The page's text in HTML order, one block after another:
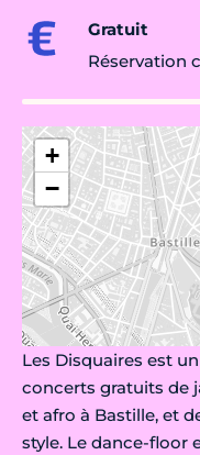
Gratuit
Réservation
+
−
Les Disquaires est
concerts gratuits de
et afro à Bastille, et
style. Le dance-floor